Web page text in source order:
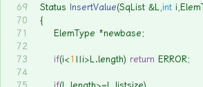
69
70
71
72
73
74
Status InsertValue(SqList &L,int
{
	ElemType *newbase;
if(i< 1 ||i>L.length) return ERROR;